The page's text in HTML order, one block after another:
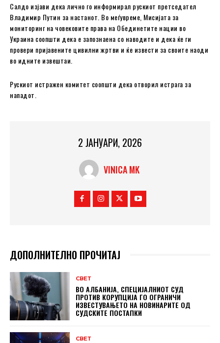
Салдо изјави дека лично го информирал рускиот претседател
Владимир Путин за настанот. Во меѓувреме, Мисијата за
мониторинг на човековите права на Обединетите нации во
Украина соопшти дека е запознаена со наводите и дека ќе ги
провери пријавените цивилни жртви и ќе извести за своите наоди
во идните извештаи.
Рускиот истражен комитет соопшти дека отворил истрага за
нападот.
2 ЈАНУАРИ, 2026
VINICA MK
ДОПОЛНИТЕЛНО ПРОЧИТАЈ
СВЕТ
ВО АЛБАНИЈА, СПЕЦИЈАЛНИОТ СУД
ПРОТИВ КОРУПЦИЈА ГО ОГРАНИЧИ
ИЗВЕСТУВАЊЕТО НА НОВИНАРИТЕ ОД
СУДСКИТЕ ПОСТАПКИ
СВЕТ